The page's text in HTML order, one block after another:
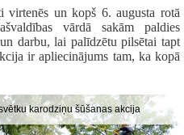
virtenēs un kopš 6. augusta rotā
vārdā sakām paldies
darbu, lai palīdzētu pilsētai tapt
ir apliecinājums tam, ka kopā
karodziņu šūšanas akcija